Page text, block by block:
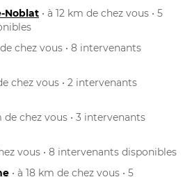
Noblat • à 12 km de chez vous • 5
de chez vous • 8 intervenants
chez vous • 2 intervenants
de chez vous • 3 intervenants
vous • 8 intervenants disponibles
• à 18 km de chez vous • 5